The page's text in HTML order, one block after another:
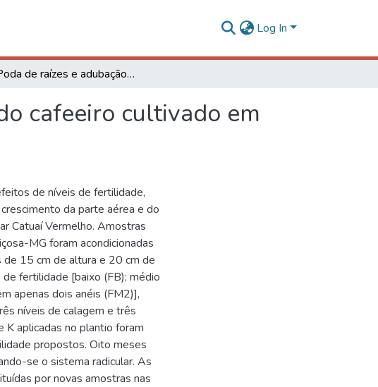
Log In
Poda de raízes e adubação para crescimento do cafeeiro cultivado em colunas de solo
cafeeiro cultivado em
de níveis de fertilidade,
da parte aérea e do
Catuaí Vermelho. Amostras
MG foram acondicionadas
15 cm de altura e 20 cm de
fertilidade [baixo (FB); médio
apenas dois anéis (FM2)],
níveis de calagem e três
aplicadas no plantio foram
propostos. Oito meses
se o sistema radicular. As
por novas amostras nas